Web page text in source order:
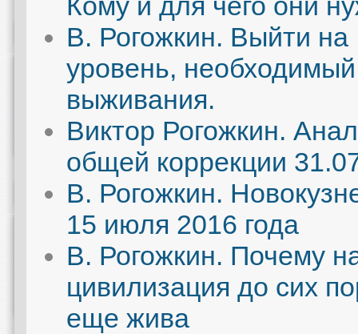
В. Рогожкин. Выйти на
уровень,
выживания.
Виктор Рогожкин.
общей коррекции
В. Рогожкин.
15 июля 2016 года
В. Рогожкин. Почему
цивилизация до сих
еще жива